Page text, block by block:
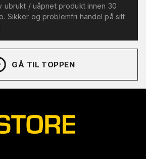
ubrukt / uåpnet produkt innen 30
Sikker og problemfri handel på sitt
GÅ TIL TOPPEN